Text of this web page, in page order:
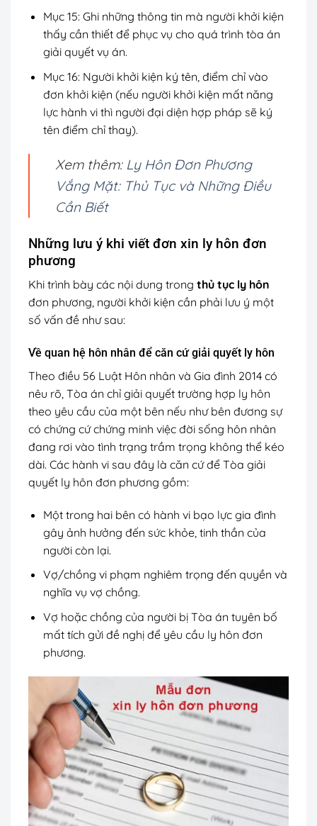
Mục 15: Ghi những thông tin mà người khởi kiện
thấy cần thiết để phục vụ cho quá trình tòa án
giải quyết vụ án.
Mục 16: Người khởi kiện ký tên, điểm chỉ vào
đơn khởi kiện (nếu người khởi kiện mất năng
lực hành vi thì người đại diện hợp pháp sẽ ký
tên điểm chỉ thay).
Xem thêm: Ly Hôn Đơn Phương
Vắng Mặt: Thủ Tục và Những Điều
Cần Biết
Những lưu ý khi viết đơn xin ly hôn đơn
phương
Khi trình bày các nội dung trong thủ tục ly hôn
đơn phương, người khởi kiện cần phải lưu ý một
số vấn đề như sau:
Về quan hệ hôn nhân để căn cứ giải quyết ly hôn
Theo điều 56 Luật Hôn nhân và Gia đình 2014 có
nêu rõ, Tòa án chỉ giải quyết trường hợp ly hôn
theo yêu cầu của một bên nếu như bên đương sự
có chứng cứ chứng minh việc đời sống hôn nhân
đang rơi vào tình trạng trầm trọng không thể kéo
dài. Các hành vi sau đây là căn cứ để Tòa giải
quyết ly hôn đơn phương gồm:
Một trong hai bên có hành vi bạo lực gia đình
gây ảnh hưởng đến sức khỏe, tinh thần của
người còn lại.
Vợ/chồng vi phạm nghiêm trọng đến quyền và
nghĩa vụ vợ chồng.
Vợ hoặc chồng của người bị Tòa án tuyên bố
mất tích gửi đề nghị để yêu cầu ly hôn đơn
phương.